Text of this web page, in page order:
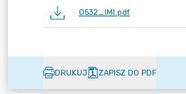
0532_IMI.pdf
DRUKUJ ZAPISZ DO PDF